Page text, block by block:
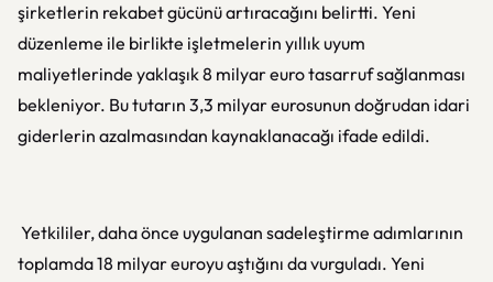
şirketlerin rekabet gücünü artıracağını belirtti. Yeni
düzenleme ile birlikte işletmelerin yıllık uyum
maliyetlerinde yaklaşık 8 milyar euro tasarruf sağlanması
bekleniyor. Bu tutarın 3,3 milyar eurosunun doğrudan idari
giderlerin azalmasından kaynaklanacağı ifade edildi.
Yetkililer, daha önce uygulanan sadeleştirme adımlarının
toplamda 18 milyar euroyu aştığını da vurguladı. Yeni